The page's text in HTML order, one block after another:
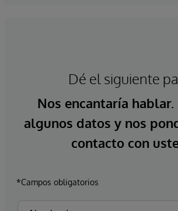
Dé el siguiente
Nos encantaría
algunos datos y nos
contacto con
*Campos obligatorios